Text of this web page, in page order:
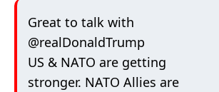
Great to talk with
@realDonaldTrump
US & NATO are getting
stronger. NATO Allies are